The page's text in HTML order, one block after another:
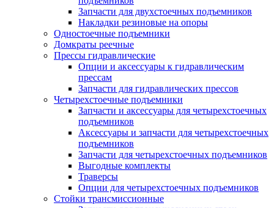
Запчасти для двухстоечных подъемников
Накладки резиновые на опоры
Одностоечные подъемники
Домкраты реечные
Прессы гидравлические
Опции и аксессуары к гидравлическим
прессам
Запчасти для гидравлических прессов
Четырехстоечные подъемники
Запчасти и аксессуары для четырехстоечных
подъемников
Аксессуары и запчасти для четырехстоечных
подъемников
Запчасти для четырехстоечных подъемников
Выгодные комплекты
Траверсы
Опции для четырехстоечных подъемников
Стойки трансмиссионные